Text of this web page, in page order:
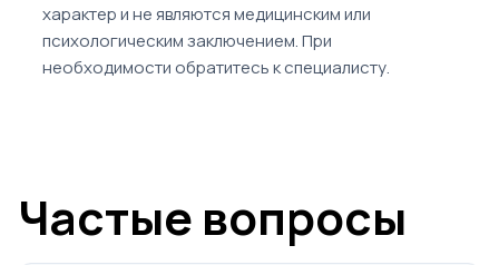
характер и не являются медицинским или
психологическим заключением. При
необходимости обратитесь к специалисту.
Частые вопросы